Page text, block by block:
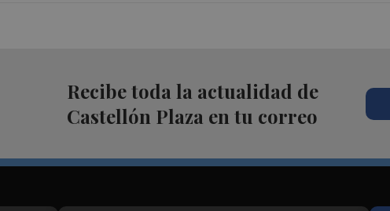
Recibe toda la actualidad de
Castellón Plaza en tu correo